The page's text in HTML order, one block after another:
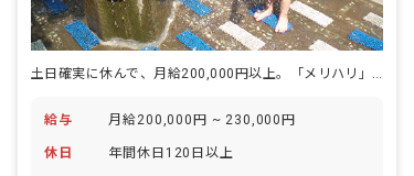
土日確実に休んで、月給200,000円以上。「メリハリ」が叶う環保育園。
給与 月給200,000円 ~ 230,000円
休日 年間休日120日以上